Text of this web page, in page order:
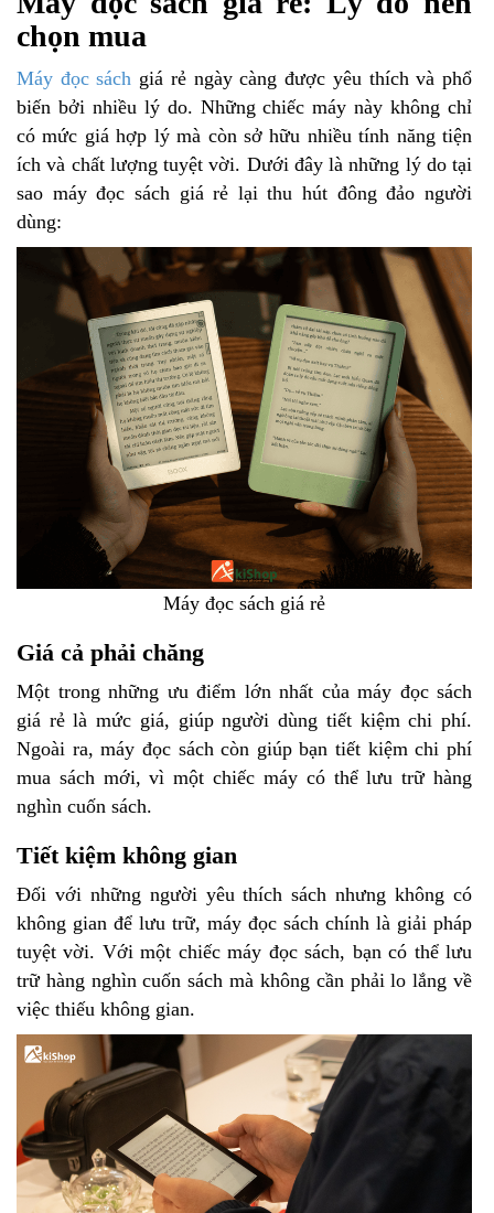
chọn mua
Máy đọc sách giá rẻ ngày càng được yêu thích và phổ
biến bởi nhiều lý do. Những chiếc máy này không chỉ
có mức giá hợp lý mà còn sở hữu nhiều tính năng tiện
ích và chất lượng tuyệt vời. Dưới đây là những lý do tại
sao máy đọc sách giá rẻ lại thu hút đông đảo người
dùng:
Máy đọc sách giá rẻ
Giá cả phải chăng
Một trong những ưu điểm lớn nhất của máy đọc sách
giá rẻ là mức giá, giúp người dùng tiết kiệm chi phí.
Ngoài ra, máy đọc sách còn giúp bạn tiết kiệm chi phí
mua sách mới, vì một chiếc máy có thể lưu trữ hàng
nghìn cuốn sách.
Tiết kiệm không gian
Đối với những người yêu thích sách nhưng không có
không gian để lưu trữ, máy đọc sách chính là giải pháp
tuyệt vời. Với một chiếc máy đọc sách, bạn có thể lưu
trữ hàng nghìn cuốn sách mà không cần phải lo lắng về
việc thiếu không gian.